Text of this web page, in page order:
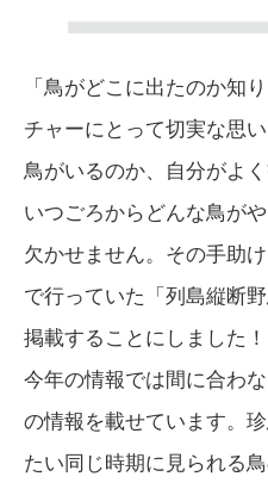
「鳥がどこに出たのか知
チャーにとって切実な思
鳥がいるのか、自分がよ
いつごろからどんな鳥が
欠かせません。その手助
で行っていた「列島縦断
掲載することにしました
今年の情報では間に合わ
の情報を載せています。
たい同じ時期に見られる